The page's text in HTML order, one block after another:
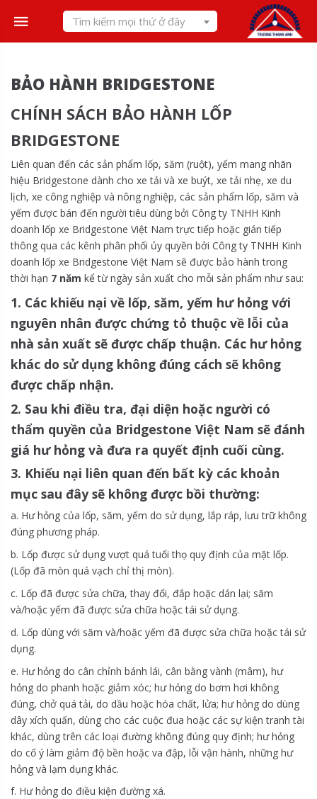
content
Tìm kiếm mọi thứ ở đây
BẢO HÀNH BRIDGESTONE
CHÍNH SÁCH BẢO HÀNH LỐP
BRIDGESTONE
Liên quan đến các sản phẩm lốp, săm (ruột), yếm mang nhãn
hiệu Bridgestone dành cho xe tải và xe buýt, xe tải nhẹ, xe du
lịch, xe công nghiệp và nông nghiệp, các sản phẩm lốp, săm và
yếm được bán đến người tiêu dùng bởi Công ty TNHH Kinh
doanh lốp xe Bridgestone Việt Nam trực tiếp hoặc gián tiếp
thông qua các kênh phân phối ủy quyền bởi Công ty TNHH Kinh
doanh lốp xe Bridgestone Việt Nam sẽ được bảo hành trong
thời hạn 7 năm kể từ ngày sản xuất cho mỗi sản phẩm như sau:
1. Các khiếu nại về lốp, săm, yếm hư hỏng với
nguyên nhân được chứng tỏ thuộc về lỗi của
nhà sản xuất sẽ được chấp thuận. Các hư hỏng
khác do sử dụng không đúng cách sẽ không
được chấp nhận.
2. Sau khi điều tra, đại diện hoặc người có
thẩm quyền của Bridgestone Việt Nam sẽ đánh
giá hư hỏng và đưa ra quyết định cuối cùng.
3. Khiếu nại liên quan đến bất kỳ các khoản
mục sau đây sẽ không được bồi thường:
a. Hư hỏng của lốp, săm, yếm do sử dụng, lắp ráp, lưu trữ không
đúng phương pháp.
b. Lốp được sử dụng vượt quá tuổi thọ quy định của mặt lốp.
(Lốp đã mòn quá vạch chỉ thị mòn).
c. Lốp đã được sửa chữa, thay đổi, đắp hoặc dán lại; săm
và/hoặc yếm đã được sửa chữa hoặc tái sử dụng.
d. Lốp dùng với săm và/hoặc yếm đã được sửa chữa hoặc tái sử
dụng.
e. Hư hỏng do cân chỉnh bánh lái, cân bằng vành (mâm), hư
hỏng do phanh hoặc giảm xóc; hư hỏng do bơm hơi không
đúng, chở quá tải, do dầu hoặc hóa chất, lửa; hư hỏng do dùng
dây xích quấn, dùng cho các cuộc đua hoặc các sự kiện tranh tài
khác, dùng trên các loại đường không đúng quy định; hư hỏng
do cố ý làm giảm độ bền hoặc va đập, lỗi vận hành, những hư
hỏng và lạm dụng khác.
f. Hư hỏng do điều kiện đường xá.